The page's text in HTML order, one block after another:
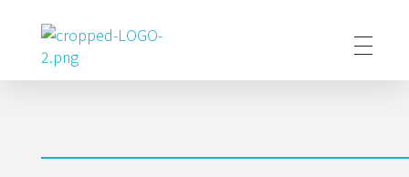
Poder Agropecuario